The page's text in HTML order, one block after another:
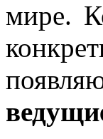
мире.